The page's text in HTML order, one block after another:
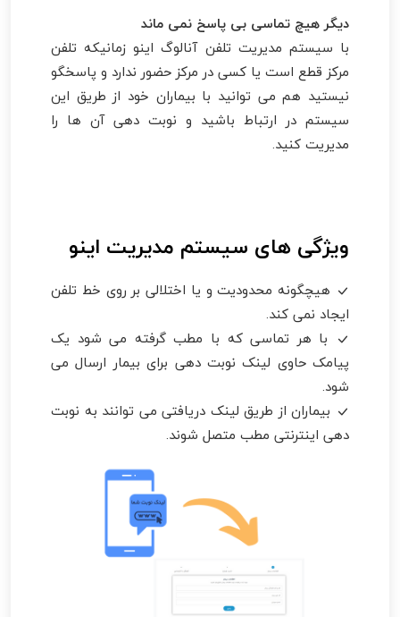
دیگر هیچ تماسی بی پاسخ نمی ماند
با سیستم مدیریت تلفن آنالوگ اینو زمانیکه تلفن
مرکز قطع است یا کسی در مرکز حضور ندارد و پاسخگو
نیستید هم می توانید با بیماران خود از طریق این
سیستم در ارتباط باشید و نوبت دهی آن ها را
مدیریت کنید.
ویژگی های سیستم مدیریت اینو
هیچگونه محدودیت و یا اختلالی بر روی خط تلفن
ایجاد نمی کند.
با هر تماسی که با مطب گرفته می شود یک
پیامک حاوی لینک نوبت دهی برای بیمار ارسال می
شود.
بیماران از طریق لینک دریافتی می توانند به نوبت
دهی اینترنتی مطب متصل شوند.